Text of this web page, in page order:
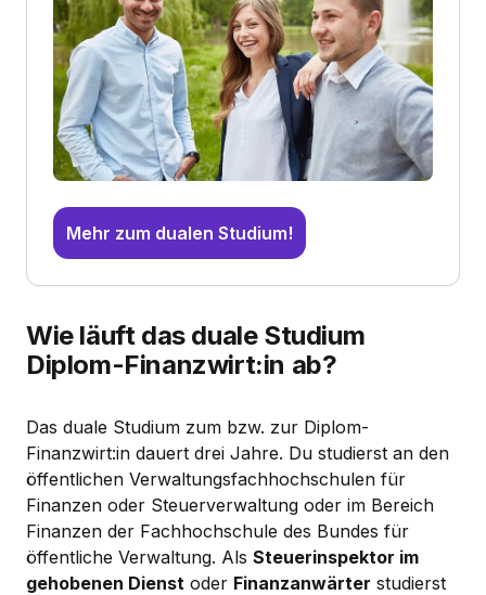
Mehr zum dualen Studium!
Wie läuft das duale Studium
Diplom-Finanzwirt:in ab?
Das duale Studium zum bzw. zur Diplom-
Finanzwirt:in dauert drei Jahre. Du studierst an den
öffentlichen Verwaltungsfachhochschulen für
Finanzen oder Steuerverwaltung oder im Bereich
Finanzen der Fachhochschule des Bundes für
öffentliche Verwaltung. Als Steuerinspektor im
gehobenen Dienst oder Finanzanwärter studierst